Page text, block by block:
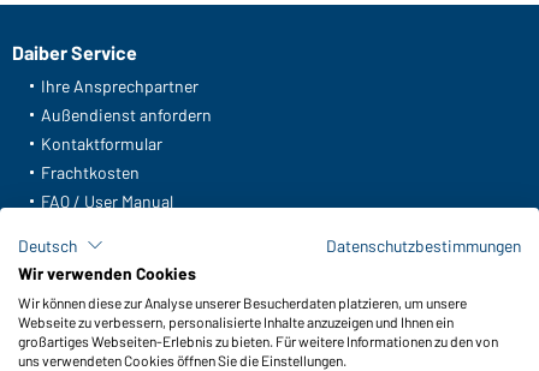
Daiber Service
Ihre Ansprechpartner
Außendienst anfordern
Kontaktformular
Frachtkosten
FAQ / User Manual
Meldeportal nach Hinweisgeberschutz
Funktionen & Pflege
Produkteigenschaften
Deutsch
Datenschutzbestimmungen
Wir verwenden Cookies
Wir können diese zur Analyse unserer Besucherdaten platzieren, um unsere
Webseite zu verbessern, personalisierte Inhalte anzuzeigen und Ihnen ein
großartiges Webseiten-Erlebnis zu bieten. Für weitere Informationen zu den von
uns verwendeten Cookies öffnen Sie die Einstellungen.